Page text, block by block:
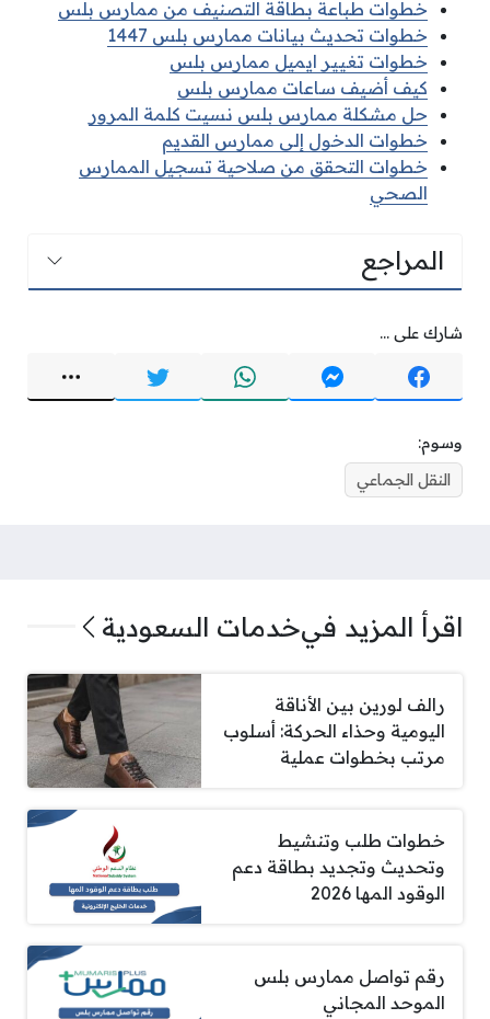
خطوات طباعة بطاقة التصنيف من ممارس بلس
خطوات تحديث بيانات ممارس بلس 1447
خطوات تغيير ايميل ممارس بلس
كيف أضيف ساعات ممارس بلس
حل مشكلة ممارس بلس نسيت كلمة المرور
خطوات الدخول إلى ممارس القديم
خطوات التحقق من صلاحية تسجيل الممارس
الصحي
المراجع
شارك على ...
وسوم:
النقل الجماعي
اقرأ المزيد فيخدمات السعودية
رالف لورين بين الأناقة
اليومية وحذاء الحركة: أسلوب
مرتب بخطوات عملية
خطوات طلب وتنشيط
وتحديث وتجديد بطاقة دعم
الوقود المها 2026
رقم تواصل ممارس بلس
الموحد المجاني